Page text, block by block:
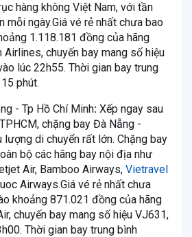
hàng không Việt Nam, với tần
mỗi ngày.Giá vé rẻ nhất chưa bao
1.118.181 đồng của hãng
Airlines, chuyến bay mang số hiệu
lúc 22h55. Thời gian bay trung
phút.
- Tp Hồ Chí Minh: Xếp ngay sau
chặng bay Đà Nẵng -
di chuyển rất lớn. Chặng bay
bộ các hãng bay nội địa như
Air, Bamboo Airways, Vietravel
Airways.Giá vé rẻ nhất chưa
khoảng 871.021 đồng của hãng
chuyến bay mang số hiệu VJ631,
Thời gian bay trung bình